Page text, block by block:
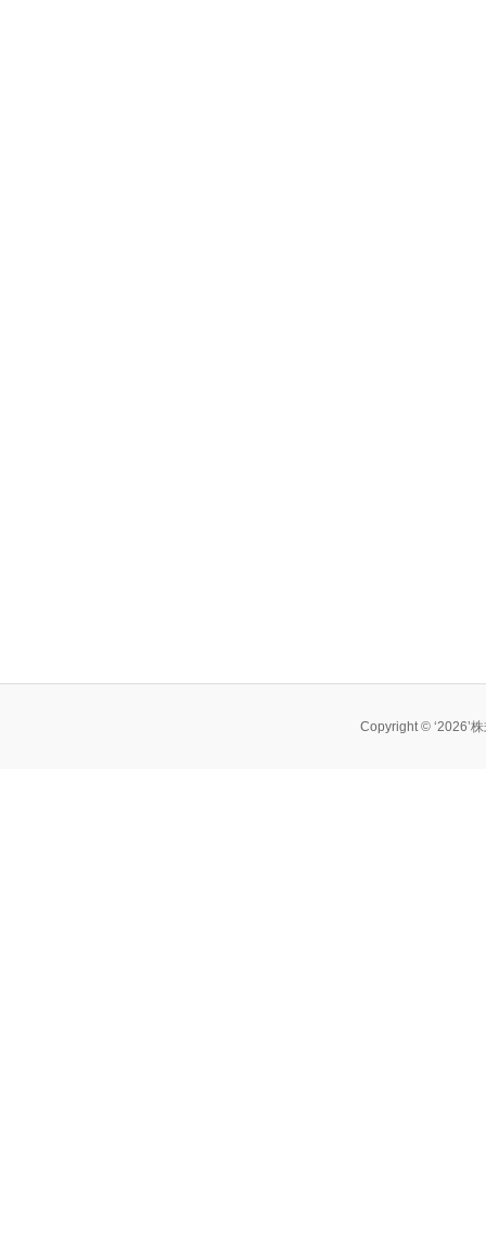
Copyright © ‘2026’